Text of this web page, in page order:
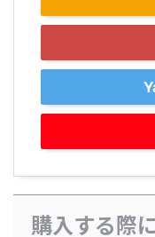
購入する際